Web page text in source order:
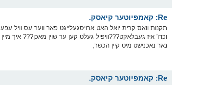
Re: קאמפיוטער קיאסק.
תקנות וואס קרית יואל האט ארויסגעלייגט פאר ווער עס וויל
נאר נאכנישט מיט קיין הכשר,
Re: קאמפיוטער קיאסק.